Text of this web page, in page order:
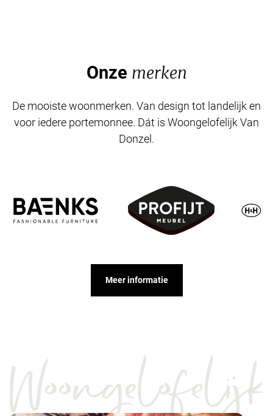
Onze merken
De mooiste woonmerken. Van design tot landelijk en
voor iedere portemonnee. Dát is Woongelofelijk Van
Donzel.
Meer informatie